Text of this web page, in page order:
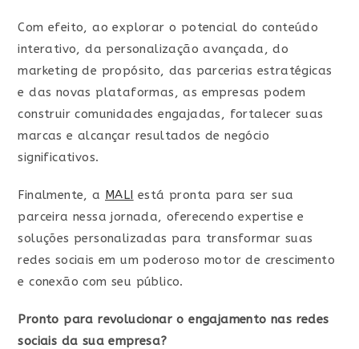
Com efeito, ao explorar o potencial do conteúdo
interativo, da personalização avançada, do
marketing de propósito, das parcerias estratégicas
e das novas plataformas, as empresas podem
construir comunidades engajadas, fortalecer suas
marcas e alcançar resultados de negócio
significativos.
Finalmente, a MALI está pronta para ser sua
parceira nessa jornada, oferecendo expertise e
soluções personalizadas para transformar suas
redes sociais em um poderoso motor de crescimento
e conexão com seu público.
Pronto para revolucionar o engajamento nas redes
sociais da sua empresa?